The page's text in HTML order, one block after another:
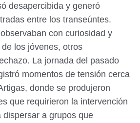
desapercibida y generó
entre los transeúntes.
con curiosidad y
los jóvenes, otros
La jornada del pasado
momentos de tensión cerca
donde se produjeron
que requirieron la intervención
dispersar a grupos que